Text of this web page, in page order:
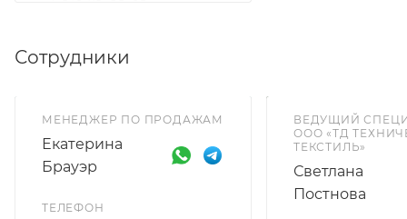
Сотрудники
МЕНЕДЖЕР ПО ПРОДАЖАМ
Екатерина
Брауэр
ТЕЛЕФОН
ВЕДУЩИЙ
ООО «ТД
ТЕКСТИЛЬ»
Светлана
Постнова